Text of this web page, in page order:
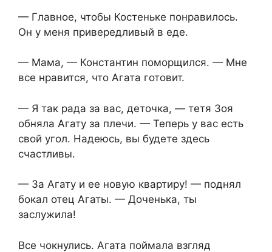
— Главное, чтобы Костеньке понравилось.
Он у меня привередливый в еде.
— Мама, — Константин поморщился. — Мне
все нравится, что Агата готовит.
— Я так рада за вас, деточка, — тетя Зоя
обняла Агату за плечи. — Теперь у вас есть
свой угол. Надеюсь, вы будете здесь
счастливы.
— За Агату и ее новую квартиру! — поднял
бокал отец Агаты. — Доченька, ты
заслужила!
Все чокнулись. Агата поймала взгляд